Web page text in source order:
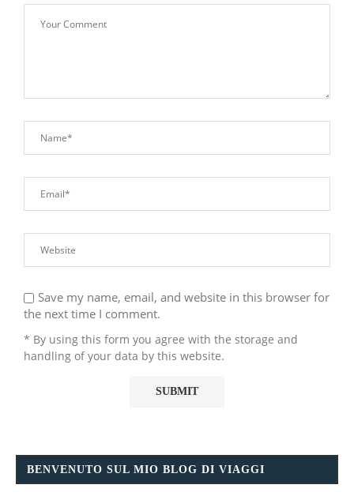
Save my name, email, and website in this browser for
the next time I comment.
* By using this form you agree with the storage and
handling of your data by this website.
BENVENUTO SUL MIO BLOG DI VIAGGI